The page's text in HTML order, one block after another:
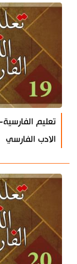
الادب الفارسي